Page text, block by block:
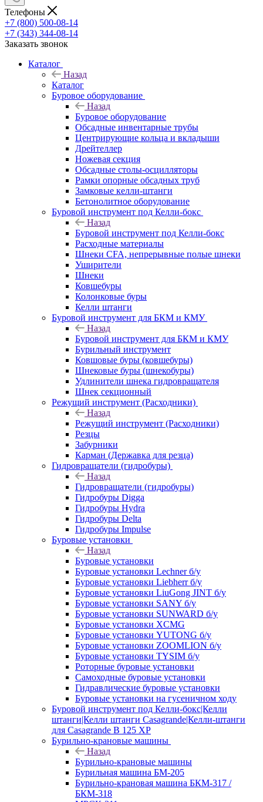
Телефоны
+7 (800) 500-08-14
+7 (343) 344-08-14
Заказать звонок
Каталог
Назад
Каталог
Буровое оборудование
Назад
Буровое оборудование
Обсадные инвентарные трубы
Центрирующие кольца и вкладыши
Дрейтеллер
Ножевая секция
Обсадные столы-осцилляторы
Рамки опорные обсадных труб
Замковые келли-штанги
Бетонолитное оборудование
Буровой инструмент под Келли-бокс
Назад
Буровой инструмент под Келли-бокс
Расходные материалы
Шнеки CFA, непрерывные полые шнеки
Уширители
Шнеки
Ковшебуры
Колонковые буры
Келли штанги
Буровой инструмент для БКМ и КМУ
Назад
Буровой инструмент для БКМ и КМУ
Бурильный инструмент
Ковшовые буры (ковшебуры)
Шнековые буры (шнекобуры)
Удлинители шнека гидровращателя
Шнек секционный
Режущий инструмент (Расходники)
Назад
Режущий инструмент (Расходники)
Резцы
Забурники
Карман (Державка для резца)
Гидровращатели (гидробуры)
Назад
Гидровращатели (гидробуры)
Гидробуры Digga
Гидробуры Hydra
Гидробуры Delta
Гидробуры Impulse
Буровые установки
Назад
Буровые установки
Буровые установки Lechner б/у
Буровые установки Liebherr б/у
Буровые установки LiuGong JINT б/у
Буровые установки SANY б/у
Буровые установки SUNWARD б/у
Буровые установки XCMG
Буровые установки YUTONG б/у
Буровые установки ZOOMLION б/у
Буровые установки TYSIM б/у
Роторные буровые установки
Самоходные буровые установки
Гидравлические буровые установки
Буровые установки на гусеничном ходу
Буровой инструмент под Келли-бокс|Келли
штанги|Келли штанги Casagrande|Келли-штанги
для Casagrande B 125 XP
Бурильно-крановые машины
Назад
Бурильно-крановые машины
Бурильная машина БМ-205
Бурильно-крановая машина БКМ-317 /
БКМ-318